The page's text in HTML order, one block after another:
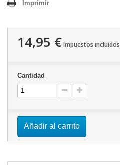
Imprimir
14,95 €Impuestos incluidos
Cantidad
Añadir al carrito